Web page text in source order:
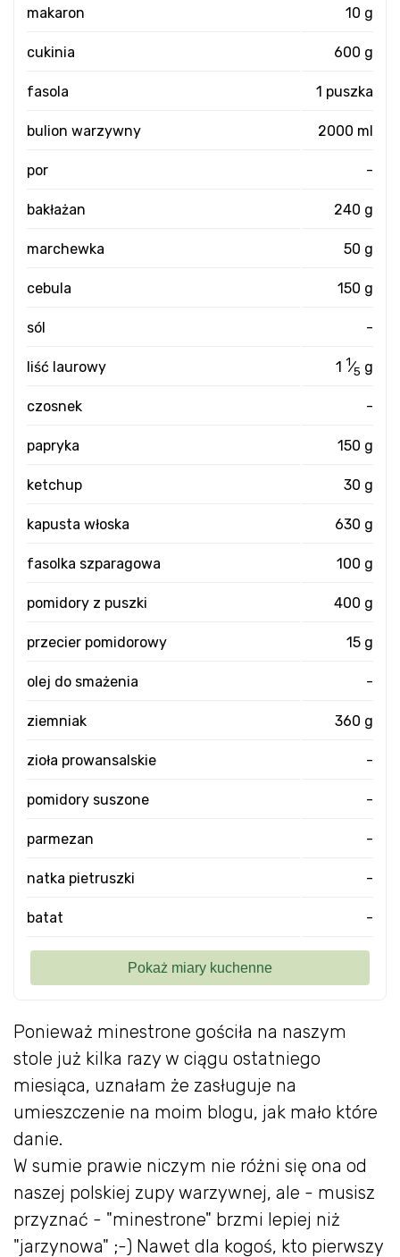
Ponieważ minestrone gościła na naszym
stole już kilka razy w ciągu ostatniego
miesiąca, uznałam że zasługuje na
umieszczenie na moim blogu, jak mało które
danie.
W sumie prawie niczym nie różni się ona od
naszej polskiej zupy warzywnej, ale - musisz
przyznać - "minestrone" brzmi lepiej niż
"jarzynowa" ;-) Nawet dla kogoś, kto pierwszy
makaron 10 g
cukinia 600 g
fasola 1 puszka
bulion warzywny 2000 ml
por -
bakłażan 240 g
marchewka 50 g
cebula 150 g
sól -
liść laurowy 1 1⁄5 g
czosnek -
papryka 150 g
ketchup 30 g
kapusta włoska 630 g
fasolka szparagowa 100 g
pomidory z puszki 400 g
przecier pomidorowy 15 g
olej do smażenia -
ziemniak 360 g
zioła prowansalskie -
pomidory suszone -
parmezan -
natka pietruszki -
batat -